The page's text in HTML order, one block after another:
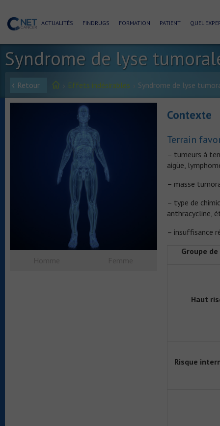
ACTUALITÉS FINDRUGS FORMATION PATIENT QUEL
Syndrome de lyse
Retour Effets indésirables Syndrome de lyse
Contexte
Terrain
– tumeurs à
aigüe,
– masse
– type de
anthracycline,
– insuffisance
Groupe
Haut
Risque